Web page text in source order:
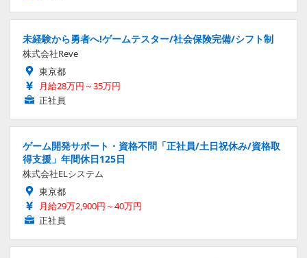
未経験から勇者へ!ゲームテスター/社会保険完備/シフト制
株式会社Reve
東京都
月給28万円～35万円
正社員
ゲーム開発サポート・資格不問「正社員/土日祝休み/資格取
得支援」年間休日125日
株式会社ELシステム
東京都
月給29万2,900円～40万円
正社員